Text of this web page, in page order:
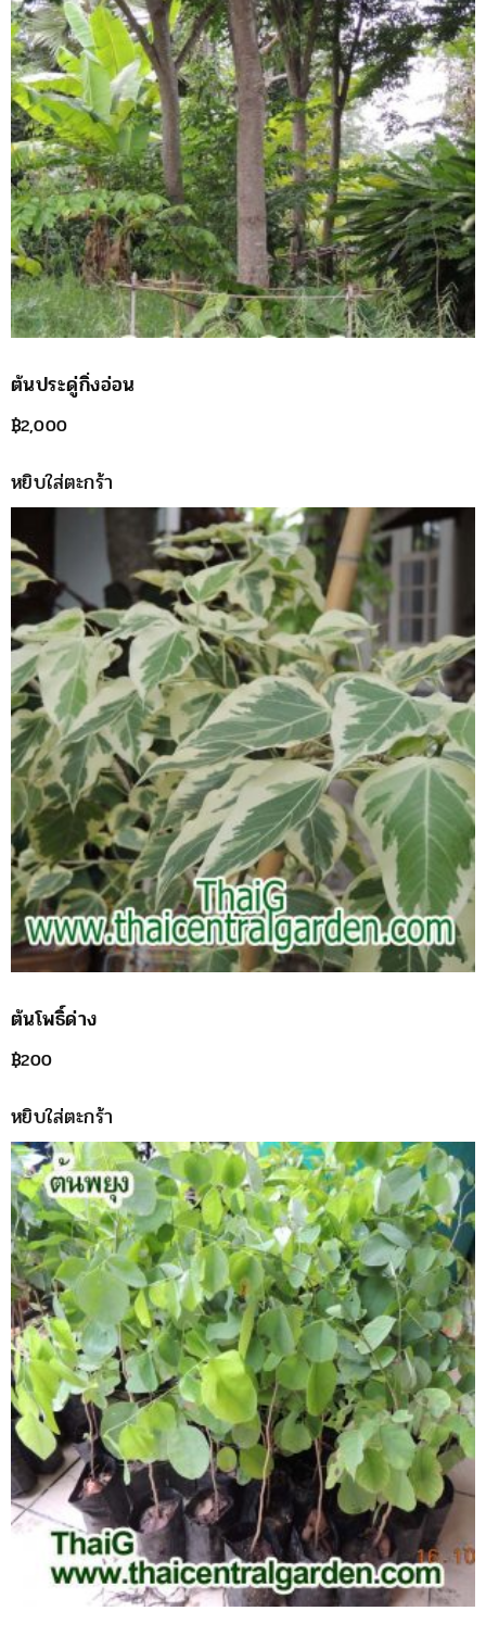
ต้นประดู่กิ่งอ่อน
฿2,000
หยิบใส่ตะกร้า
ต้นโพธิ์ด่าง
฿200
หยิบใส่ตะกร้า